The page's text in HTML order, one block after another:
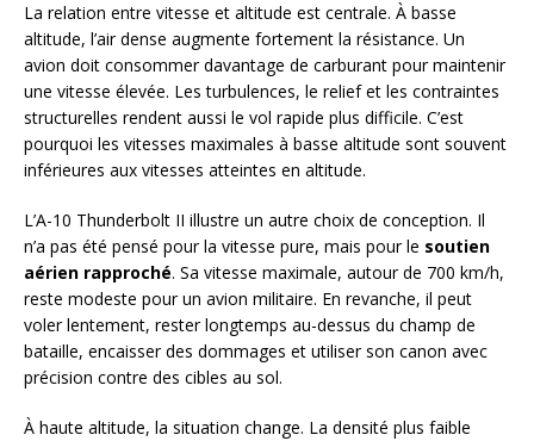
La relation entre vitesse et altitude est centrale. À basse
altitude, l’air dense augmente fortement la résistance. Un
avion doit consommer davantage de carburant pour maintenir
une vitesse élevée. Les turbulences, le relief et les contraintes
structurelles rendent aussi le vol rapide plus difficile. C’est
pourquoi les vitesses maximales à basse altitude sont souvent
inférieures aux vitesses atteintes en altitude.
L’A-10 Thunderbolt II illustre un autre choix de conception. Il
n’a pas été pensé pour la vitesse pure, mais pour le soutien
aérien rapproché. Sa vitesse maximale, autour de 700 km/h,
reste modeste pour un avion militaire. En revanche, il peut
voler lentement, rester longtemps au-dessus du champ de
bataille, encaisser des dommages et utiliser son canon avec
précision contre des cibles au sol.
À haute altitude, la situation change. La densité plus faible